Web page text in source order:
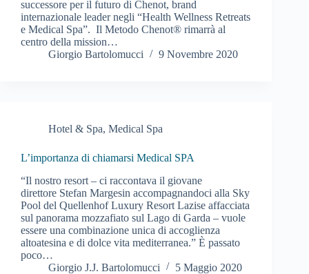
successore per il futuro di Chenot, brand
internazionale leader negli “Health Wellness Retreats
e Medical Spa”. Il Metodo Chenot® rimarrà al
centro della mission…
Giorgio Bartolomucci
9 Novembre 2020
Hotel & Spa, Medical Spa
L’importanza di chiamarsi Medical SPA
“Il nostro resort – ci raccontava il giovane
direttore Stefan Margesin accompagnandoci alla Sky
Pool del Quellenhof Luxury Resort Lazise affacciata
sul panorama mozzafiato sul Lago di Garda – vuole
essere una combinazione unica di accoglienza
altoatesina e di dolce vita mediterranea.” È passato
poco…
Giorgio J.J. Bartolomucci
5 Maggio 2020